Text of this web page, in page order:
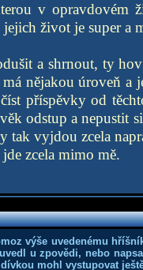
v opravdovém
život je super a
a shrnout, ty
nějakou úroveň a
příspěvky od
odstup a nepustit
vyjdou zcela
zcela mimo mě.
výše uvedenému
u zpovědi, nebo
mohl vystupovat